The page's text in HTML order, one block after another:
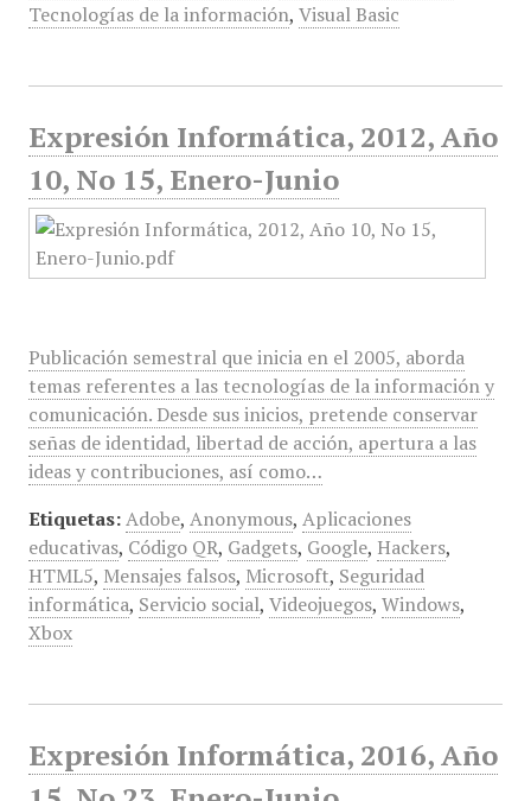
Tecnologías de la información, Visual Basic
Expresión Informática, 2012, Año
10, No 15, Enero-Junio
Publicación semestral que inicia en el 2005, aborda
temas referentes a las tecnologías de la información y
comunicación. Desde sus inicios, pretende conservar
señas de identidad, libertad de acción, apertura a las
ideas y contribuciones, así como…
Etiquetas: Adobe, Anonymous, Aplicaciones
educativas, Código QR, Gadgets, Google, Hackers,
HTML5, Mensajes falsos, Microsoft, Seguridad
informática, Servicio social, Videojuegos, Windows,
Xbox
Expresión Informática, 2016, Año